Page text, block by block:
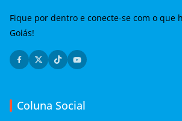
Fique por dentro e conecte-se com o que
Goiás!
Coluna Social